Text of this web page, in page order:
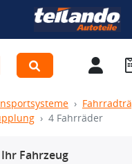
4 Fahrräder
Fahrzeug